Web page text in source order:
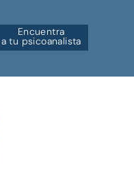
Encuentra
a tu psicoanalista